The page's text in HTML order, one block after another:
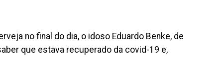
no final do dia, o idoso Eduardo Benke, de
que estava recuperado da covid-19 e,